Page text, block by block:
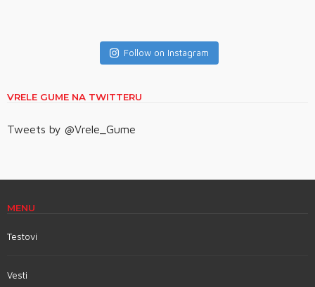
Follow on Instagram
VRELE GUME NA TWITTERU
Tweets by @Vrele_Gume
MENU
Testovi
Vesti